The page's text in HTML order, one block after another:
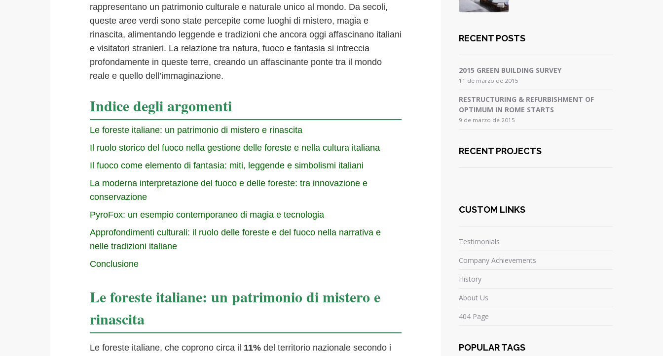
rappresentano un patrimonio culturale e naturale unico al mondo. Da secoli,
queste aree verdi sono state percepite come luoghi di mistero, magia e
rinascita, alimentando leggende e tradizioni che ancora oggi affascinano italiani
e visitatori stranieri. La relazione tra natura, fuoco e fantasia si intreccia
profondamente in queste terre, creando un affascinante ponte tra il mondo
reale e quello dell’immaginazione.
Indice degli argomenti
Le foreste italiane: un patrimonio di mistero e rinascita
Il ruolo storico del fuoco nella gestione delle foreste e nella cultura italiana
Il fuoco come elemento di fantasia: miti, leggende e simbolismi italiani
La moderna interpretazione del fuoco e delle foreste: tra innovazione e
conservazione
PyroFox: un esempio contemporaneo di magia e tecnologia
Approfondimenti culturali: il ruolo delle foreste e del fuoco nella narrativa e
nelle tradizioni italiane
Conclusione
Le foreste italiane: un patrimonio di mistero e
rinascita
Le foreste italiane, che coprono circa il 11% del territorio nazionale secondo i
RECENT POSTS
2015 GREEN BUILDING SURVEY
11 de marzo de 2015
RESTRUCTURING & REFURBISHMENT OF
OPTIMUM IN ROME STARTS
9 de marzo de 2015
RECENT PROJECTS
CUSTOM LINKS
Testimonials
Company Achievements
History
About Us
404 Page
POPULAR TAGS